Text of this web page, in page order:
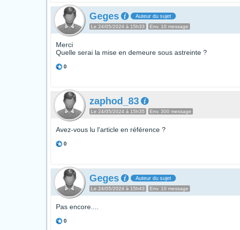
Geges Auteur du sujet
Le 24/05/2024 à 15h33 Env. 10 message
Merci
Quelle serai la mise en demeure sous astreinte ?
0
zaphod_83
Le 24/05/2024 à 15h35 Env. 300 message
Avez-vous lu l'article en référence ?
0
Geges Auteur du sujet
Le 24/05/2024 à 15h43 Env. 10 message
Pas encore....
0